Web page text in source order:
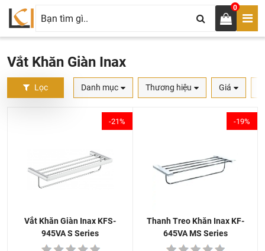
0
Vắt Khăn Giàn Inax
Lọc Danh mục Thương hiệu Giá
-21%
Vắt Khăn Giàn Inax KFS-
945VA S Series
-19%
Thanh Treo Khăn Inax KF-
645VA MS Series